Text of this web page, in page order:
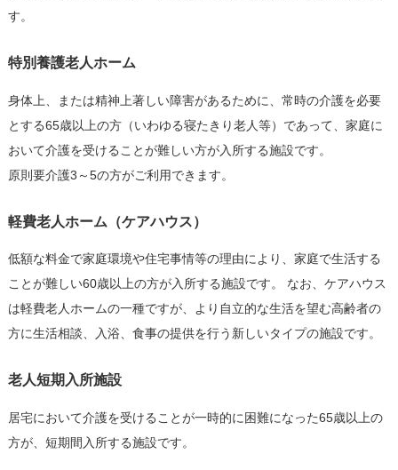
す。
特別養護老人ホーム
身体上、または精神上著しい障害があるために、常時の介護を必要
とする65歳以上の方（いわゆる寝たきり老人等）であって、家庭に
おいて介護を受けることが難しい方が入所する施設です。
原則要介護3～5の方がご利用できます。
軽費老人ホーム（ケアハウス）
低額な料金で家庭環境や住宅事情等の理由により、家庭で生活する
ことが難しい60歳以上の方が入所する施設です。 なお、ケアハウス
は軽費老人ホームの一種ですが、より自立的な生活を望む高齢者の
方に生活相談、入浴、食事の提供を行う新しいタイプの施設です。
老人短期入所施設
居宅において介護を受けることが一時的に困難になった65歳以上の
方が、短期間入所する施設です。